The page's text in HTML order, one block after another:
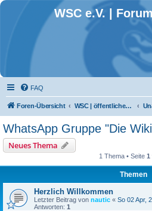
WSC e.V. |
FAQ
Foren-Übersicht WSC | öffentlicher Bereich
WhatsApp Gruppe "Die
Neues Thema
1 Thema • Seite 1
Themen
Herzlich Willkommen
Letzter Beitrag von nautic « So 02 Apr,
Antworten: 1